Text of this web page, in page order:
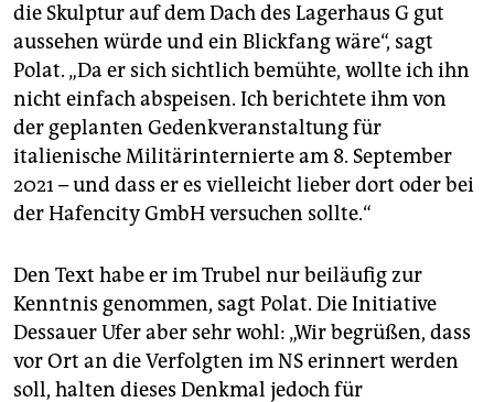
die Skulptur auf dem Dach des Lagerhaus G gut
aussehen würde und ein Blickfang wäre“, sagt
Polat. „Da er sich sichtlich bemühte, wollte ich ihn
nicht einfach abspeisen. Ich berichtete ihm von
der geplanten Gedenkveranstaltung für
italienische Militärinternierte am 8. September
2021 – und dass er es vielleicht lieber dort oder bei
der Hafencity GmbH versuchen sollte.“
Den Text habe er im Trubel nur beiläufig zur
Kenntnis genommen, sagt Polat. Die Initiative
Dessauer Ufer aber sehr wohl: „Wir begrüßen, dass
vor Ort an die Verfolgten im NS erinnert werden
soll, halten dieses Denkmal jedoch für